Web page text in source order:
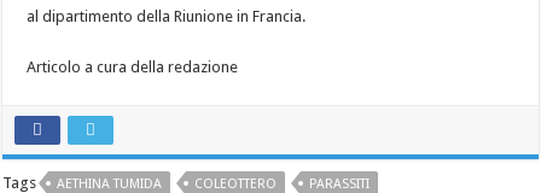
al dipartimento della Riunione in Francia.
Articolo a cura della redazione
Tags AETHINA TUMIDA COLEOTTERO PARASSITI